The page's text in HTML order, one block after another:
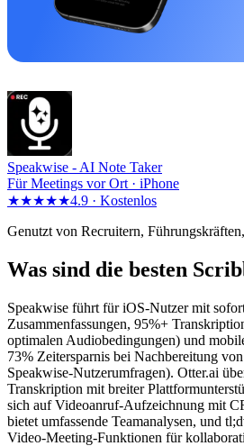
Speakwise - AI Note Taker
Für Meetings vor Ort · iPhone
★★★★★4.9 · Kostenlos
Genutzt von Recruitern,
Was sind die besten
Speakwise führt für iOS-Nutzer mit
Zusammenfassungen, 95%+
optimalen Audiobedingungen) und
73% Zeitersparnis bei Nachbereitung
Speakwise-Nutzerumfragen). Otter.ai
Transkription mit breiter
sich auf Videoanruf-Aufzeichnung mit
bietet umfassende Teamanalysen, und
Video-Meeting-Funktionen für